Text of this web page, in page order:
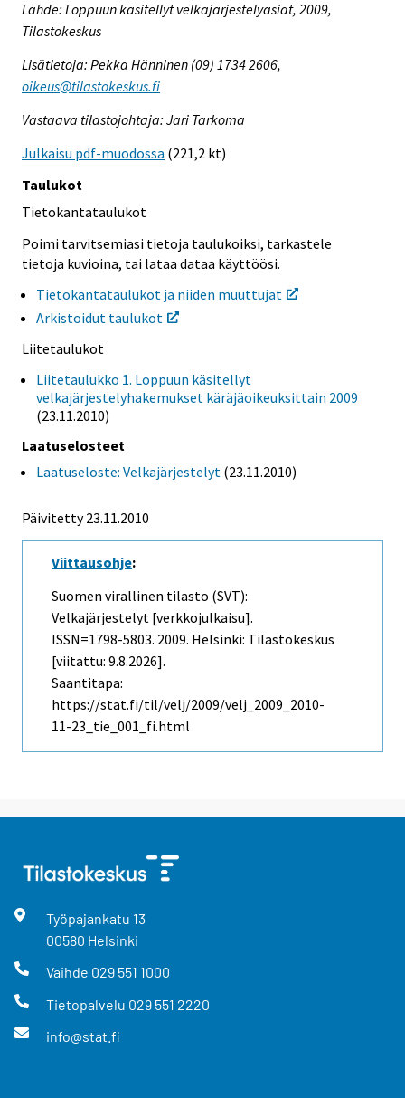
Lähde: Loppuun käsitellyt velkajärjestelyasiat, 2009,
Tilastokeskus
Lisätietoja: Pekka Hänninen (09) 1734 2606,
oikeus@tilastokeskus.fi
Vastaava tilastojohtaja: Jari Tarkoma
Julkaisu pdf-muodossa (221,2 kt)
Taulukot
Tietokantataulukot
Poimi tarvitsemiasi tietoja taulukoiksi, tarkastele
tietoja kuvioina, tai lataa dataa käyttöösi.
Tietokantataulukot ja niiden muuttujat
Arkistoidut taulukot
Liitetaulukot
Liitetaulukko 1. Loppuun käsitellyt
velkajärjestelyhakemukset käräjäoikeuksittain 2009
(23.11.2010)
Laatuselosteet
Laatuseloste: Velkajärjestelyt (23.11.2010)
Päivitetty 23.11.2010
Viittausohje:
Suomen virallinen tilasto (SVT):
Velkajärjestelyt [verkkojulkaisu].
ISSN=1798-5803. 2009. Helsinki: Tilastokeskus
[viitattu: 9.8.2026].
Saantitapa:
https://stat.fi/til/velj/2009/velj_2009_2010-
11-23_tie_001_fi.html
Työpajankatu 13
00580 Helsinki
Vaihde 029 551 1000
Tietopalvelu 029 551 2220
info@stat.fi